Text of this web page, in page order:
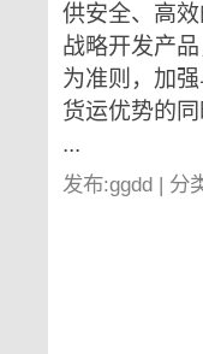
供安全、高
战略开发产
为准则，加
货运优势的
...
发布:ggdd | 分